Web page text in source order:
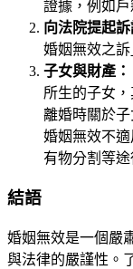
證據，例如
向法院提起訴
婚姻無效之訴
子女與財產：
所生的子女
離婚時關於
婚姻無效不
有物分割等途
結語
婚姻無效是一個嚴
與法律的嚴謹性。